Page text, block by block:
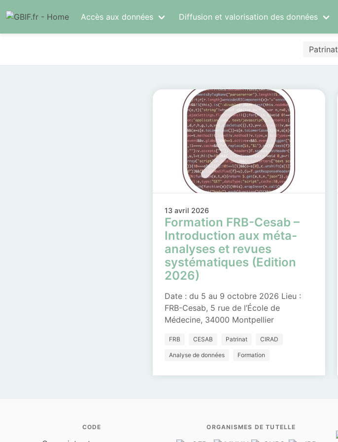
Accès aux données Diffusion et valorisation des données
Patrinat
13 avril 2026
Formation FRB-Cesab –
Introduction aux méta-
analyses et revues
systématiques (Edition
2026)
Date : du 5 au 9 octobre 2026 Lieu :
FRB-Cesab, 5 rue de l’École de
Médecine, 34000 Montpellier
FRB CESAB Patrinat CIRAD
Analyse de données Formation
CODE ORGANISMES DE TUTELLE